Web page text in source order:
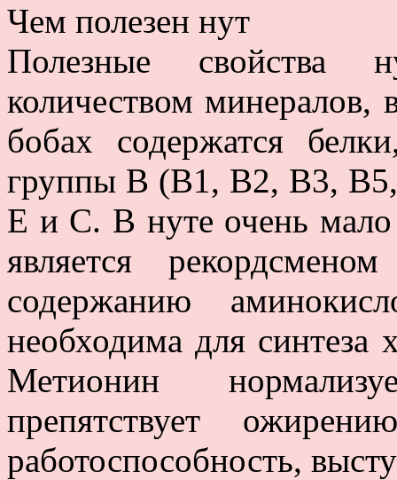
Чем полезен нут
Полезные свойства
количеством минералов,
бобах содержатся
группы B (B1, B2, B3,
Е и C. В нуте очень
является
содержанию
необходима для синтеза
Метионин
препятствует
работоспособность,